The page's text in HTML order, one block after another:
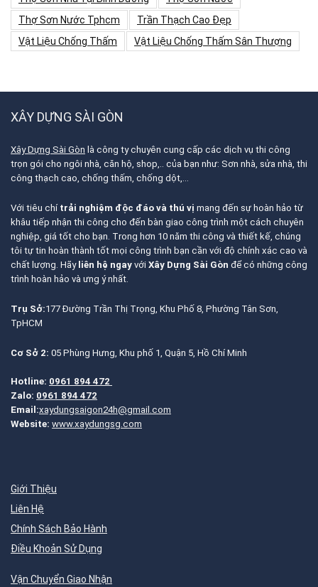
Thợ Sơn Nước Tphcm
Trần Thạch Cao Đẹp
Vật Liệu Chống Thấm
Vật Liệu Chống Thấm Sân Thượng
XÂY DỰNG SÀI GÒN
Xây Dựng Sài Gòn là công ty chuyên cung cấp các dịch vụ thi công
trọn gói cho ngôi nhà, căn hộ, shop,.. của bạn như: Sơn nhà, sửa nhà, thi
công thạch cao, chống thấm, chống dột,…
Với tiêu chí trải nghiệm độc đáo và thú vị mang đến sự hoàn hảo từ
khâu tiếp nhận thi công cho đến bàn giao công trình một cách chuyên
nghiệp, giá tốt cho bạn. Trong hơn 10 năm thi công và thiết kế, chúng
tôi tự tin hoàn thành tốt mọi công trình bạn cần với độ chính xác cao và
chất lượng. Hãy liên hệ ngay với Xây Dựng Sài Gòn để có những công
trình hoàn hảo và ưng ý nhất.
Trụ Sở:177 Đường Trần Thị Trọng, Khu Phố 8, Phường Tân Sơn,
TpHCM
Cơ Sở 2: 05 Phùng Hưng, Khu phố 1, Quận 5, Hồ Chí Minh
Hotline: 0961 894 472
Zalo: 0961 894 472
Email:xaydungsaigon24h@gmail.com
Website: www.xaydungsg.com
Giới Thiệu
Liên Hệ
Chính Sách Bảo Hành
Điều Khoản Sử Dụng
Vận Chuyển Giao Nhận